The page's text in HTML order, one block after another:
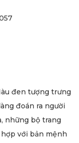
đen tượng trưng
đoán ra người
những bộ trang
với bản mệnh